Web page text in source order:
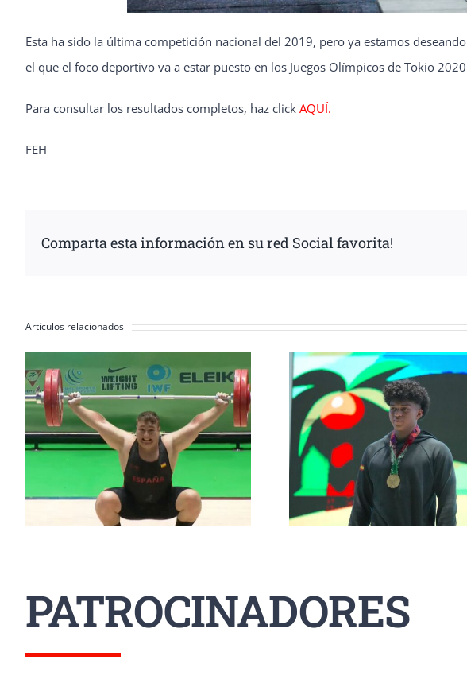
Esta ha sido la última competición nacional del 2019, pero ya estamos
el que el foco deportivo va a estar puesto en los Juegos Olímpicos de Tokio
Para consultar los resultados completos, haz click AQUÍ.
FEH
Comparta esta información en su red Social favorita!
Artículos relacionados
Erik Guadamud conquista
el oro mundial en
arrancada y dos platas en
Colombia
Inés Conde y
Mendizábal
participación en
Sub-17 a la
PATROCINADORES